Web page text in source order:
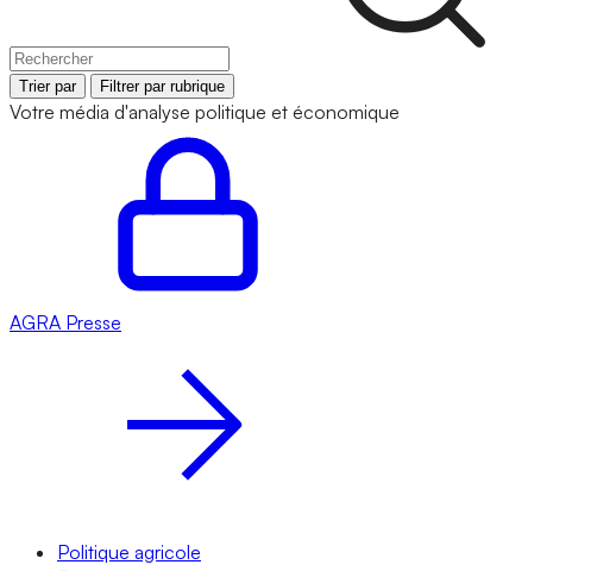
Trier par Filtrer par rubrique
Votre média d'analyse politique et économique
AGRA Presse
Politique agricole